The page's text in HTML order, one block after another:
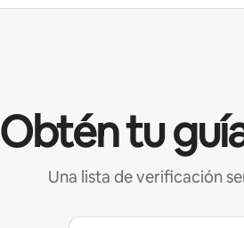
Obtén tu
Una lista de verificación